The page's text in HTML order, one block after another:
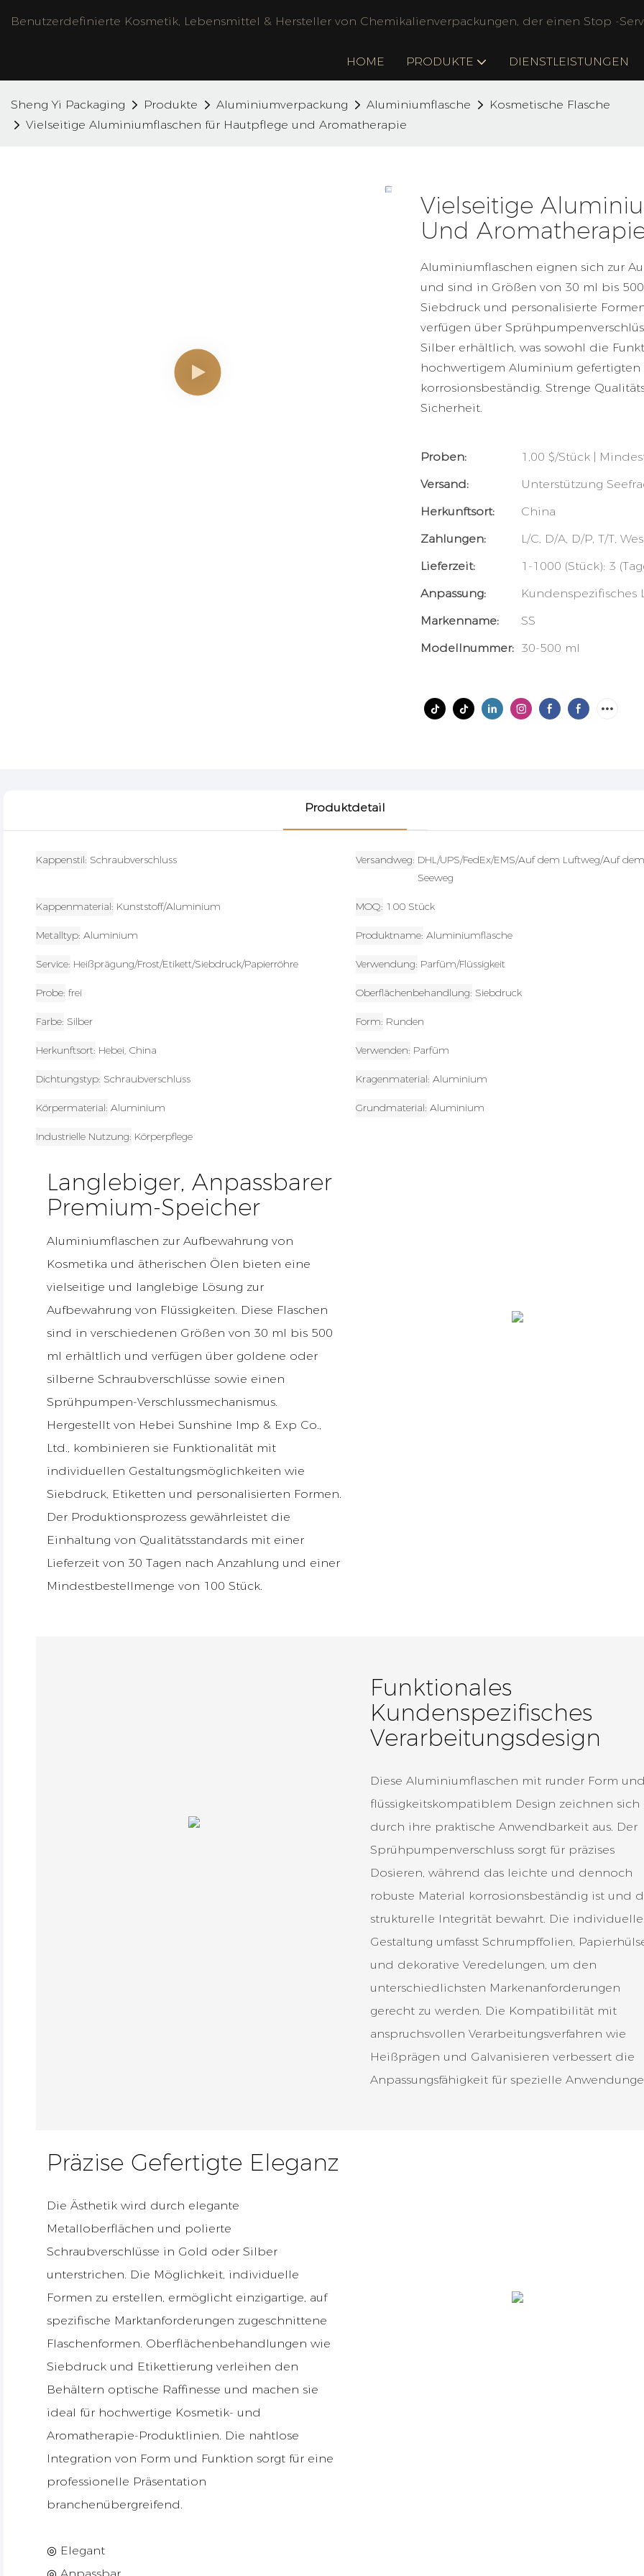
Benutzerdefinierte Kosmetik, Lebensmittel & Hersteller von Chemikalienverpackungen, der einen Stop -
HOME PRODUKTE DIENSTLEISTUNGEN
Sheng Yi Packaging Produkte Aluminiumverpackung Aluminiumflasche
Kosmetische Flasche
Vielseitige Aluminiumflaschen für Hautpflege und Aromatherapie
Vielseitige
Und
Aluminiumflaschen eignen sich zur
und sind in Größen von 30 ml bis
Siebdruck und personalisierte
verfügen über
Silber erhältlich, was sowohl die
hochwertigem Aluminium
korrosionsbeständig. Strenge
Sicherheit.
Proben:
1,00 $/Stück |
Versand:
Unterstützung
Herkunftsort:
China
Zahlungen:
L/C, D/A, D/P, T/T,
Lieferzeit:
1-1000 (Stück): 3
Anpassung:
Kundenspezifisches
Markenname:
SS
Modellnummer: 30-500 ml
Produktdetail
Kappenstil Schraubverschluss Versandweg DHL/UPS/FedEx/EMS/Auf dem Luftweg/Auf dem
Seeweg
Kappenmaterial Kunststoff/Aluminium MOQ 100 Stück
Metalltyp Aluminium Produktname Aluminiumflasche
Service Heißprägung/Frost/Etikett/Siebdruck/Papierröhre Verwendung Parfüm/Flüssigkeit
Probe frei Oberflächenbehandlung Siebdruck
Farbe Silber Form Runden
Herkunftsort Hebei, China Verwenden Parfüm
Dichtungstyp Schraubverschluss Kragenmaterial Aluminium
Körpermaterial Aluminium Grundmaterial Aluminium
Industrielle Nutzung Körperpflege
Langlebiger, Anpassbarer
Premium-Speicher
Aluminiumflaschen zur Aufbewahrung von
Kosmetika und ätherischen Ölen bieten eine
vielseitige und langlebige Lösung zur
Aufbewahrung von Flüssigkeiten. Diese Flaschen
sind in verschiedenen Größen von 30 ml bis 500
ml erhältlich und verfügen über goldene oder
silberne Schraubverschlüsse sowie einen
Sprühpumpen-Verschlussmechanismus.
Hergestellt von Hebei Sunshine Imp & Exp Co.,
Ltd., kombinieren sie Funktionalität mit
individuellen Gestaltungsmöglichkeiten wie
Siebdruck, Etiketten und personalisierten Formen.
Der Produktionsprozess gewährleistet die
Einhaltung von Qualitätsstandards mit einer
Lieferzeit von 30 Tagen nach Anzahlung und einer
Mindestbestellmenge von 100 Stück.
Funktionales
Kundenspezifisches
Verarbeitungsdesign
Diese Aluminiumflaschen mit runder Form und
flüssigkeitskompatiblem Design zeichnen sich
durch ihre praktische Anwendbarkeit aus. Der
Sprühpumpenverschluss sorgt für präzises
Dosieren, während das leichte und dennoch
robuste Material korrosionsbeständig ist und
strukturelle Integrität bewahrt. Die individuelle
Gestaltung umfasst Schrumpffolien,
und dekorative Veredelungen, um den
unterschiedlichsten Markenanforderungen
gerecht zu werden. Die Kompatibilität mit
anspruchsvollen Verarbeitungsverfahren wie
Heißprägen und Galvanisieren verbessert die
Anpassungsfähigkeit für spezielle
Präzise Gefertigte Eleganz
Die Ästhetik wird durch elegante
Metalloberflächen und polierte
Schraubverschlüsse in Gold oder Silber
unterstrichen. Die Möglichkeit, individuelle
Formen zu erstellen, ermöglicht einzigartige, auf
spezifische Marktanforderungen zugeschnittene
Flaschenformen. Oberflächenbehandlungen wie
Siebdruck und Etikettierung verleihen den
Behältern optische Raffinesse und machen sie
ideal für hochwertige Kosmetik- und
Aromatherapie-Produktlinien. Die nahtlose
Integration von Form und Funktion sorgt für eine
professionelle Präsentation
branchenübergreifend.
◎ Elegant
◎ Anpassbar